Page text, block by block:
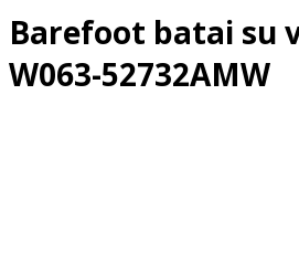
Barefoot batai su
W063-52732AMW